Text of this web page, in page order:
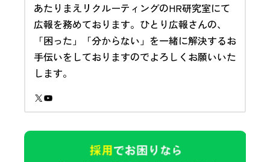
あたりまえリクルーティングのHR研究室にて
広報を務めております。ひとり広報さんの、
「困った」「分からない」を一緒に解決するお
手伝いをしておりますのでよろしくお願いいた
します。
X YouTube